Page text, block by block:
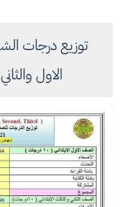
توزيع درجات
الاول